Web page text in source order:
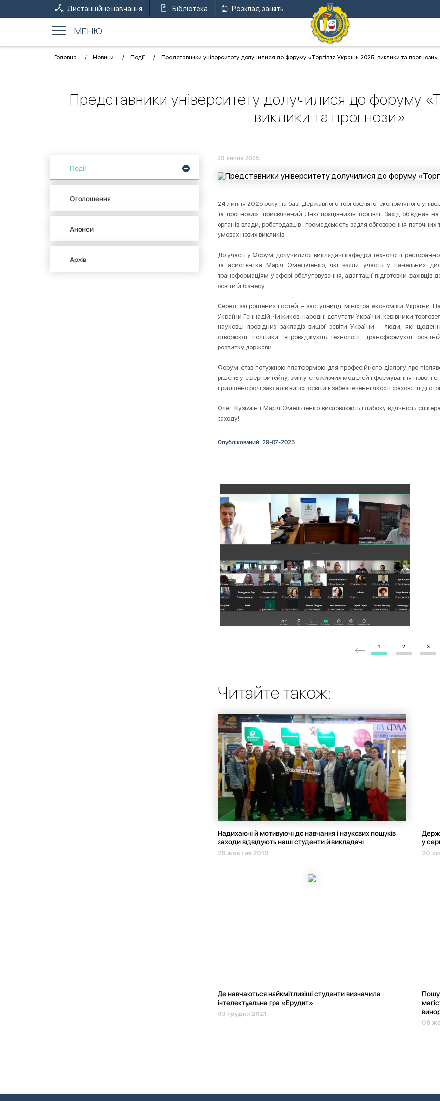
Дистанційне навчання Бібліотека Розклад занять
МЕНЮ
Головна Новини Події Представники університету долучилися до форуму «Торгівля України 2025: виклики та прогнози»
Представники університету долучилися до форуму
виклики та прогнози»
Події
Оголошення
Анонси
Архів
29 липня 2025
24 липня 2025 року на базі Державного торговельно-економічного
та прогнози», присвячений Дню працівників торгівлі. Захід об'єднав
органів влади, роботодавців і громадськість задля обговорення поточних
умовах нових викликів.
До участі у Форумі долучилися викладачі кафедри технології
та асистентка Марія Омельченко, які взяли участь у панельних
трансформаціям у сфері обслуговування, адаптації підготовки фахівців
освіти й бізнесу.
Серед запрошених гостей – заступниця міністра економіки України
України Геннадій Чижиков, народні депутати України, керівники
науковці провідних закладів вищої освіти України – люди, які
створюють політики, впроваджують технології, трансформують
розвитку держави.
Форум став потужною платформою для професійного діалогу про
рішень у сфері ритейлу, зміну споживчих моделей і формування нової
приділено ролі закладів вищої освіти в забезпеченні якості фахової
Олег Кузьмін і Марія Омельченко висловлюють глибоку вдячність
заходу!
Опублікований: 29-07-2025
1 2 3
Читайте також:
Надихаючі й мотивуючі до навчання і наукових пошуків
заходи відвідують наші студенти й викладачі
28 жовтня 2019
у
20
Де навчаються найкмітливіші студенти визначила
інтелектуальна гра «Ерудит»
03 грудня 2021
09